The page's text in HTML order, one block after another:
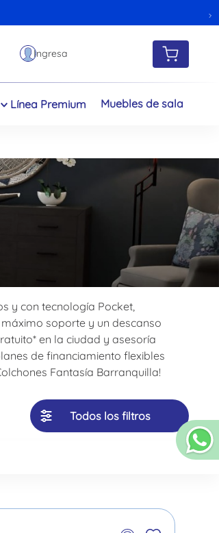
Línea Premium Muebles de sala
y con tecnología Pocket,
soporte y un descanso
en la ciudad y asesoría
de financiamiento flexibles
Fantasía Barranquilla!
Todos los filtros